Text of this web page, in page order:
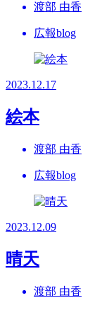
渡部 由香
広報blog
2023.12.17
絵本
渡部 由香
広報blog
2023.12.09
晴天
渡部 由香